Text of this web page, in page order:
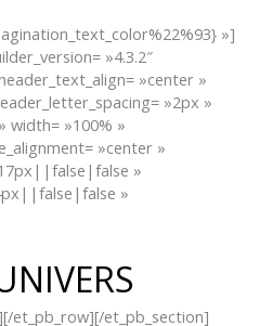
»]
»4.3.2″
»center »
»2px »
width= »100% »
»center »
»
»
et_pb_row][/et_pb_section]